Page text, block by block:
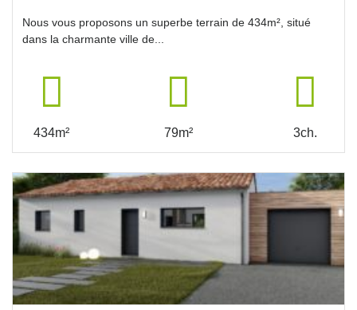
Nous vous proposons un superbe terrain de 434m², situé
dans la charmante ville de...
434m² 79m² 3ch.